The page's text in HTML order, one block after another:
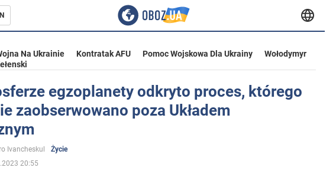
Na Ukrainie Kontratak AFU Pomoc Wojskowa Dla Ukrainy
Wołodymyr
egzoplanety odkryto proces, którego
zaobserwowano poza Układem
Ivancheskul
Życie
20:55